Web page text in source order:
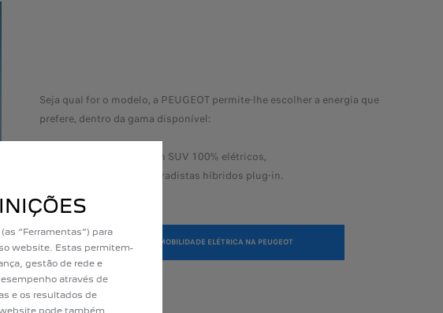
Seja qual for o modelo, a PEUGEOT permite-lhe escolher a energia que
prefere, dentro da gama disponível:
entre um citadino e um SUV 100% elétricos,
ou entre um SUV e estradistas híbridos plug-in.
A MOBILIDADE ELÉTRICA NA PEUGEOT
“Ferramentas”) para
website. Estas permitem-
gestão de rede e
através de
e os resultados de
pode também